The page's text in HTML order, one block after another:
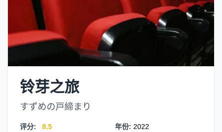
铃芽之旅
すずめの戸締まり
评分: 8.5 年份: 2022